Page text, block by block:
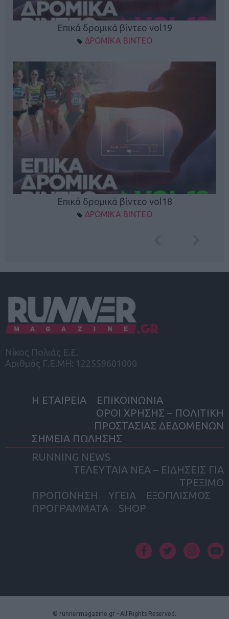
Επικά δρομικά βίντεο vol19
ΔΡΟΜΙΚΑ ΒΙΝΤΕΟ
Επικά δρομικά βίντεο vol18
ΔΡΟΜΙΚΑ ΒΙΝΤΕΟ
Νίκος Πολιάς Ε.Ε.
Αριθμός Γ.Ε.ΜΗ: 122559601000
Η ΕΤΑΙΡΕΙΑ
ΕΠΙΚΟΙΝΩΝΙΑ
ΟΡΟΙ ΧΡΗΣΗΣ – ΠΟΛΙΤΙΚΗ
ΠΡΟΣΤΑΣΙΑΣ ΔΕΔΟΜΕΝΩΝ
ΣΗΜΕΙΑ ΠΩΛΗΣΗΣ
RUNNING NEWS
ΤΕΛΕΥΤΑΙΑ ΝΕΑ – ΕΙΔΗΣΕΙΣ ΓΙΑ
ΤΡΕΞΙΜΟ
ΠΡΟΠΟΝΗΣΗ
ΥΓΕΙΑ
ΕΞΟΠΛΙΣΜΟΣ
ΠΡΟΓΡΑΜΜΑΤΑ
SHOP
© runnermagazine.gr - All Rights Reserved.